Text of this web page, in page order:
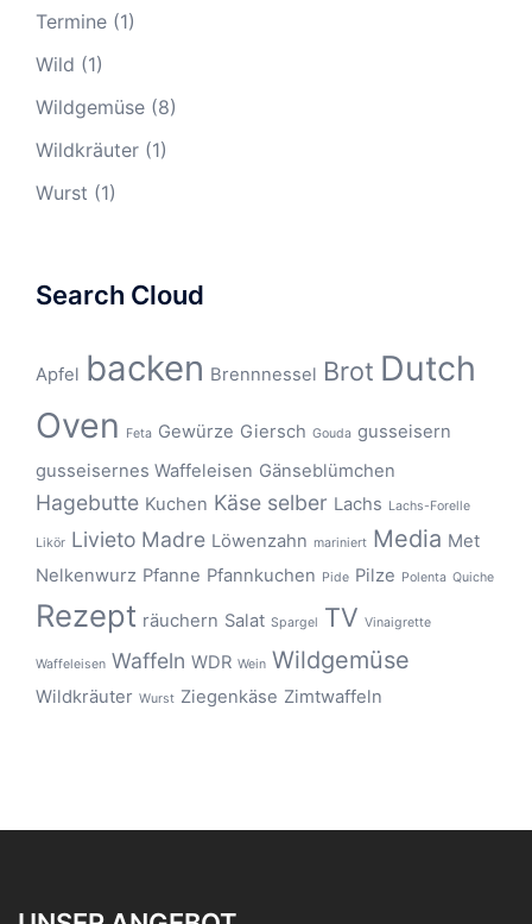
Termine (1)
Wild (1)
Wildgemüse (8)
Wildkräuter (1)
Wurst (1)
Search Cloud
Apfel backen Brennnessel Brot Dutch
Oven
Feta Gewürze Giersch Gouda gusseisern
gusseisernes Waffeleisen Gänseblümchen
Hagebutte Kuchen Käse selber Lachs Lachs-Forelle
Likör Livieto Madre Löwenzahn mariniert Media Met
Nelkenwurz Pfanne Pfannkuchen Pide Pilze Polenta Quiche
Rezept räuchern Salat Spargel TV Vinaigrette
Waffeleisen Waffeln WDR Wein Wildgemüse
Wildkräuter Wurst Ziegenkäse Zimtwaffeln